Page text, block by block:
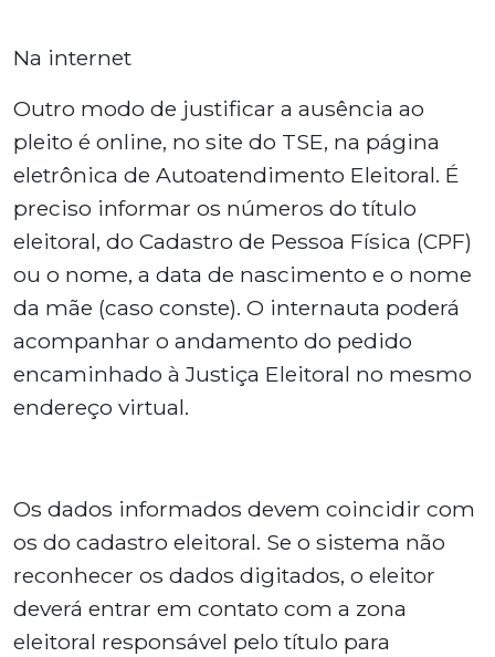
Na internet
Outro modo de justificar a ausência ao
pleito é online, no site do TSE, na página
eletrônica de Autoatendimento Eleitoral. É
preciso informar os números do título
eleitoral, do Cadastro de Pessoa Física (CPF)
ou o nome, a data de nascimento e o nome
da mãe (caso conste). O internauta poderá
acompanhar o andamento do pedido
encaminhado à Justiça Eleitoral no mesmo
endereço virtual.
Os dados informados devem coincidir com
os do cadastro eleitoral. Se o sistema não
reconhecer os dados digitados, o eleitor
deverá entrar em contato com a zona
eleitoral responsável pelo título para